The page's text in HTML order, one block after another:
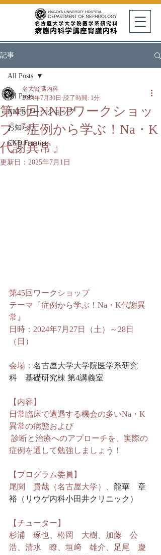
記事
All Posts
NNFPワークショップ
お知らせ
CKD Frontier
All Posts
第45回NNFPワークショッ
プ『症例から学ぶ！Na・K
代謝異常』
名大腎臓内科
2024年7月30日 読了時間: 1分
更新日： 2025年7月1日
第45回ワークショップ
テーマ 『症例から学ぶ！Na・K代謝異
常』
日時：2024年7月27日（土）～28日
（日）
会場： 名古屋大学大学院医学系研究
科　基礎研究棟 第4講義室
【内容】
日常臨床で遭遇する機会の多いNa・K
異常の病態および
診断と治療へのアプローチを、実際の
症例を通して勉強しましょう！
【プログラム委員】
尾関　貴哉（名古屋大学）、 龍華　章
裕（リウゲ内科小田井クリニック）
【チューター】
杉浦　琢也、松岡　大樹、加藤　公
浩、清水　瞭、垣﨑　雄介、足尾　慶